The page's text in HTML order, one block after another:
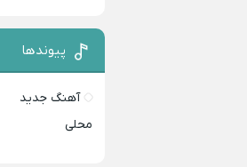
پیوندها
آهنگ جدید
محلی